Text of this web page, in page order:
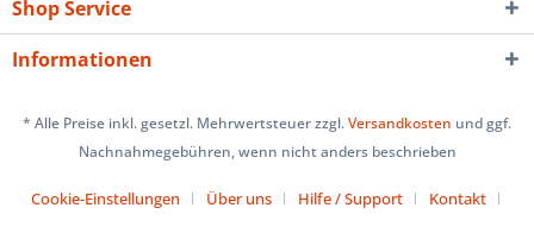
Shop Service
Informationen
* Alle Preise inkl. gesetzl. Mehrwertsteuer zzgl.Versandkosten und ggf.
Nachnahmegebühren, wenn nicht anders beschrieben
Cookie-Einstellungen Über uns Hilfe / Support
Kontakt